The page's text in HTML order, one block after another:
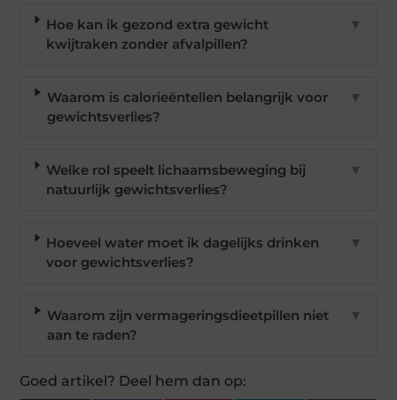
Hoe kan ik gezond extra gewicht
kwijtraken zonder afvalpillen?
▼
Waarom is calorieëntellen belangrijk voor
gewichtsverlies?
▼
Welke rol speelt lichaamsbeweging bij
natuurlijk gewichtsverlies?
▼
Hoeveel water moet ik dagelijks drinken
voor gewichtsverlies?
▼
Waarom zijn vermageringsdieetpillen niet
aan te raden?
▼
Goed artikel? Deel hem dan op: